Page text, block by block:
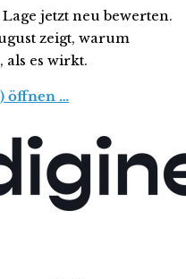
jetzt neu bewerten.
zeigt, warum
es wirkt.
öffnen …